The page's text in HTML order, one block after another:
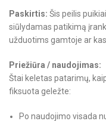
Paskirtis: Šis peilis
siūlydamas patikimą
užduotims gamtoje ar
Priežiūra / naudojimas:
Štai keletas patarimų,
fiksuota geležte:
Po naudojimo visada